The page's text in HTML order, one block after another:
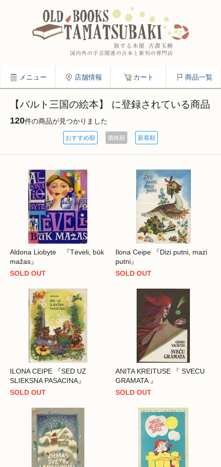
メニュー 店舗情報 カート 商品一覧
【バルト三国の絵本】 に登録されている商品
120件の商品が見つかりました
おすすめ順 価格順 新着順
Aldona Liobytė 『Tėveli, būk
mažas』
SOLD OUT
Ilona Ceipe 『Dizi putni, mazi
putni』
SOLD OUT
ILONA CEIPE 『SED UZ
SLIEKSNA PASACINA』
SOLD OUT
ANITA KREITUSE 『 SVECU
GRAMATA 』
SOLD OUT